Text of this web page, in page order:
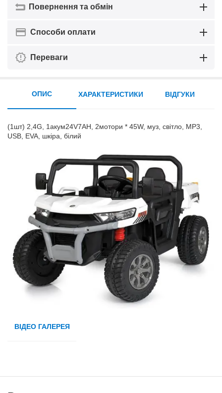
Повернення та обмін
Способи оплати
Переваги
ОПИС
(1шт) 2,4G, 1акум24V7AH, 2мотори * 45W, муз, світло, MP3,
USB, EVA, шкіра, білий
ХАРАКТЕРИСТИКИ ВІДГУКИ
ВІДЕО ГАЛЕРЕЯ